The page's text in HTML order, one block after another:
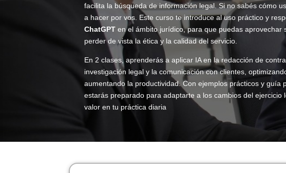
facilita la búsqueda de información legal. Si no sabés cómo
a hacer por vos. Este curso te introduce al uso práctico y
ChatGPTen el ámbito jurídico, para que puedas aprovechar
perder de vista la ética y la calidad del servicio.
En 2 clases, aprenderás a aplicar IA en la redacción de
investigación legal y la comunicación con clientes,
aumentando la productividad. Con ejemplos prácticos y guía
estarás preparado para adaptarte a los cambios del ejercicio
valor en tu práctica diaria